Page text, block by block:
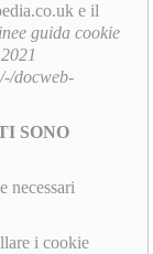
e il
guida cookie
docweb-
SONO
necessari
i cookie